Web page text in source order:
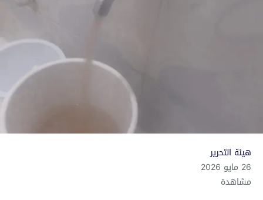
هيئة التحرير
26 مايو 2026
مشاهدة